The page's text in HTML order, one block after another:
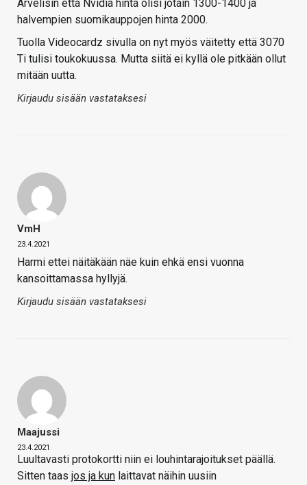
Arvelisin että Nvidia hinta olisi jotain 1300-1400 ja
halvempien suomikauppojen hinta 2000.
Tuolla Videocardz sivulla on nyt myös väitetty että 3070
Ti tulisi toukokuussa. Mutta siitä ei kyllä ole pitkään ollut
mitään uutta.
Kirjaudu sisään vastataksesi
VmH
23.4.2021
Harmi ettei näitäkään näe kuin ehkä ensi vuonna
kansoittamassa hyllyjä.
Kirjaudu sisään vastataksesi
Maajussi
23.4.2021
Luultavasti protokortti niin ei louhintarajoitukset päällä.
Sitten taas jos ja kun laittavat näihin uusiin